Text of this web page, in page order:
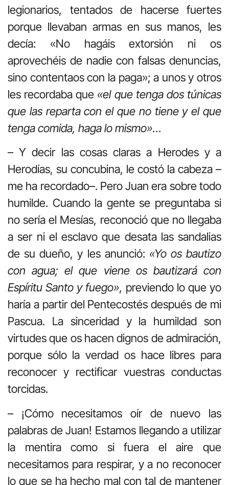
legionarios, tentados de hacerse fuertes
porque llevaban armas en sus manos, les
decía: «No hagáis extorsión ni os
aprovechéis de nadie con falsas denuncias,
sino contentaos con la paga»; a unos y otros
les recordaba que «el que tenga dos túnicas
que las reparta con el que no tiene y el que
tenga comida, haga lo mismo»…
– Y decir las cosas claras a Herodes y a
Herodías, su concubina, le costó la cabeza –
me ha recordado–. Pero Juan era sobre todo
humilde. Cuando la gente se preguntaba si
no sería el Mesías, reconoció que no llegaba
a ser ni el esclavo que desata las sandalias
de su dueño, y les anunció: «Yo os bautizo
con agua; el que viene os bautizará con
Espíritu Santo y fuego», previendo lo que yo
haría a partir del Pentecostés después de mi
Pascua. La sinceridad y la humildad son
virtudes que os hacen dignos de admiración,
porque sólo la verdad os hace libres para
reconocer y rectificar vuestras conductas
torcidas.
– ¡Cómo necesitamos oír de nuevo las
palabras de Juan! Estamos llegando a utilizar
la mentira como si fuera el aire que
necesitamos para respirar, y a no reconocer
lo que se ha hecho mal con tal de mantener